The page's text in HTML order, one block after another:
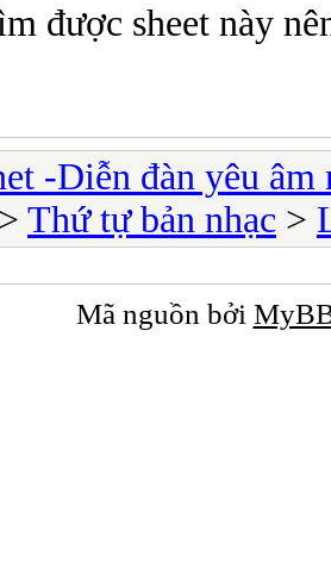
được sheet này
-Diễn đàn yêu âm
> Thứ tự bản nhạc >
Mã nguồn bởi